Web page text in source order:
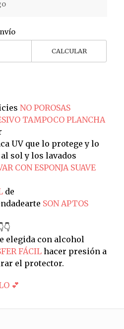
CALCULAR
NO POROSAS
TAMPOCO PLANCHA
UV que lo protege y lo
sol y los lavados
CON ESPONJA SUAVE
de
SON APTOS
elegida con alcohol
FÁCILhacer presión a
el protector.
💕